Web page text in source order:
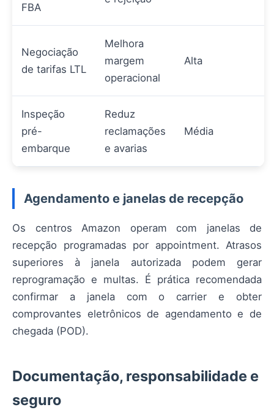
FBA
Negociação
de tarifas LTL
Melhora
margem
operacional
Alta
Inspeção
pré-
embarque
Reduz
reclamações
e avarias
Média
Agendamento e janelas de recepção
Os centros Amazon operam com janelas de
recepção programadas por appointment. Atrasos
superiores à janela autorizada podem gerar
reprogramação e multas. É prática recomendada
confirmar a janela com o carrier e obter
comprovantes eletrônicos de agendamento e de
chegada (POD).
Documentação, responsabilidade e
seguro